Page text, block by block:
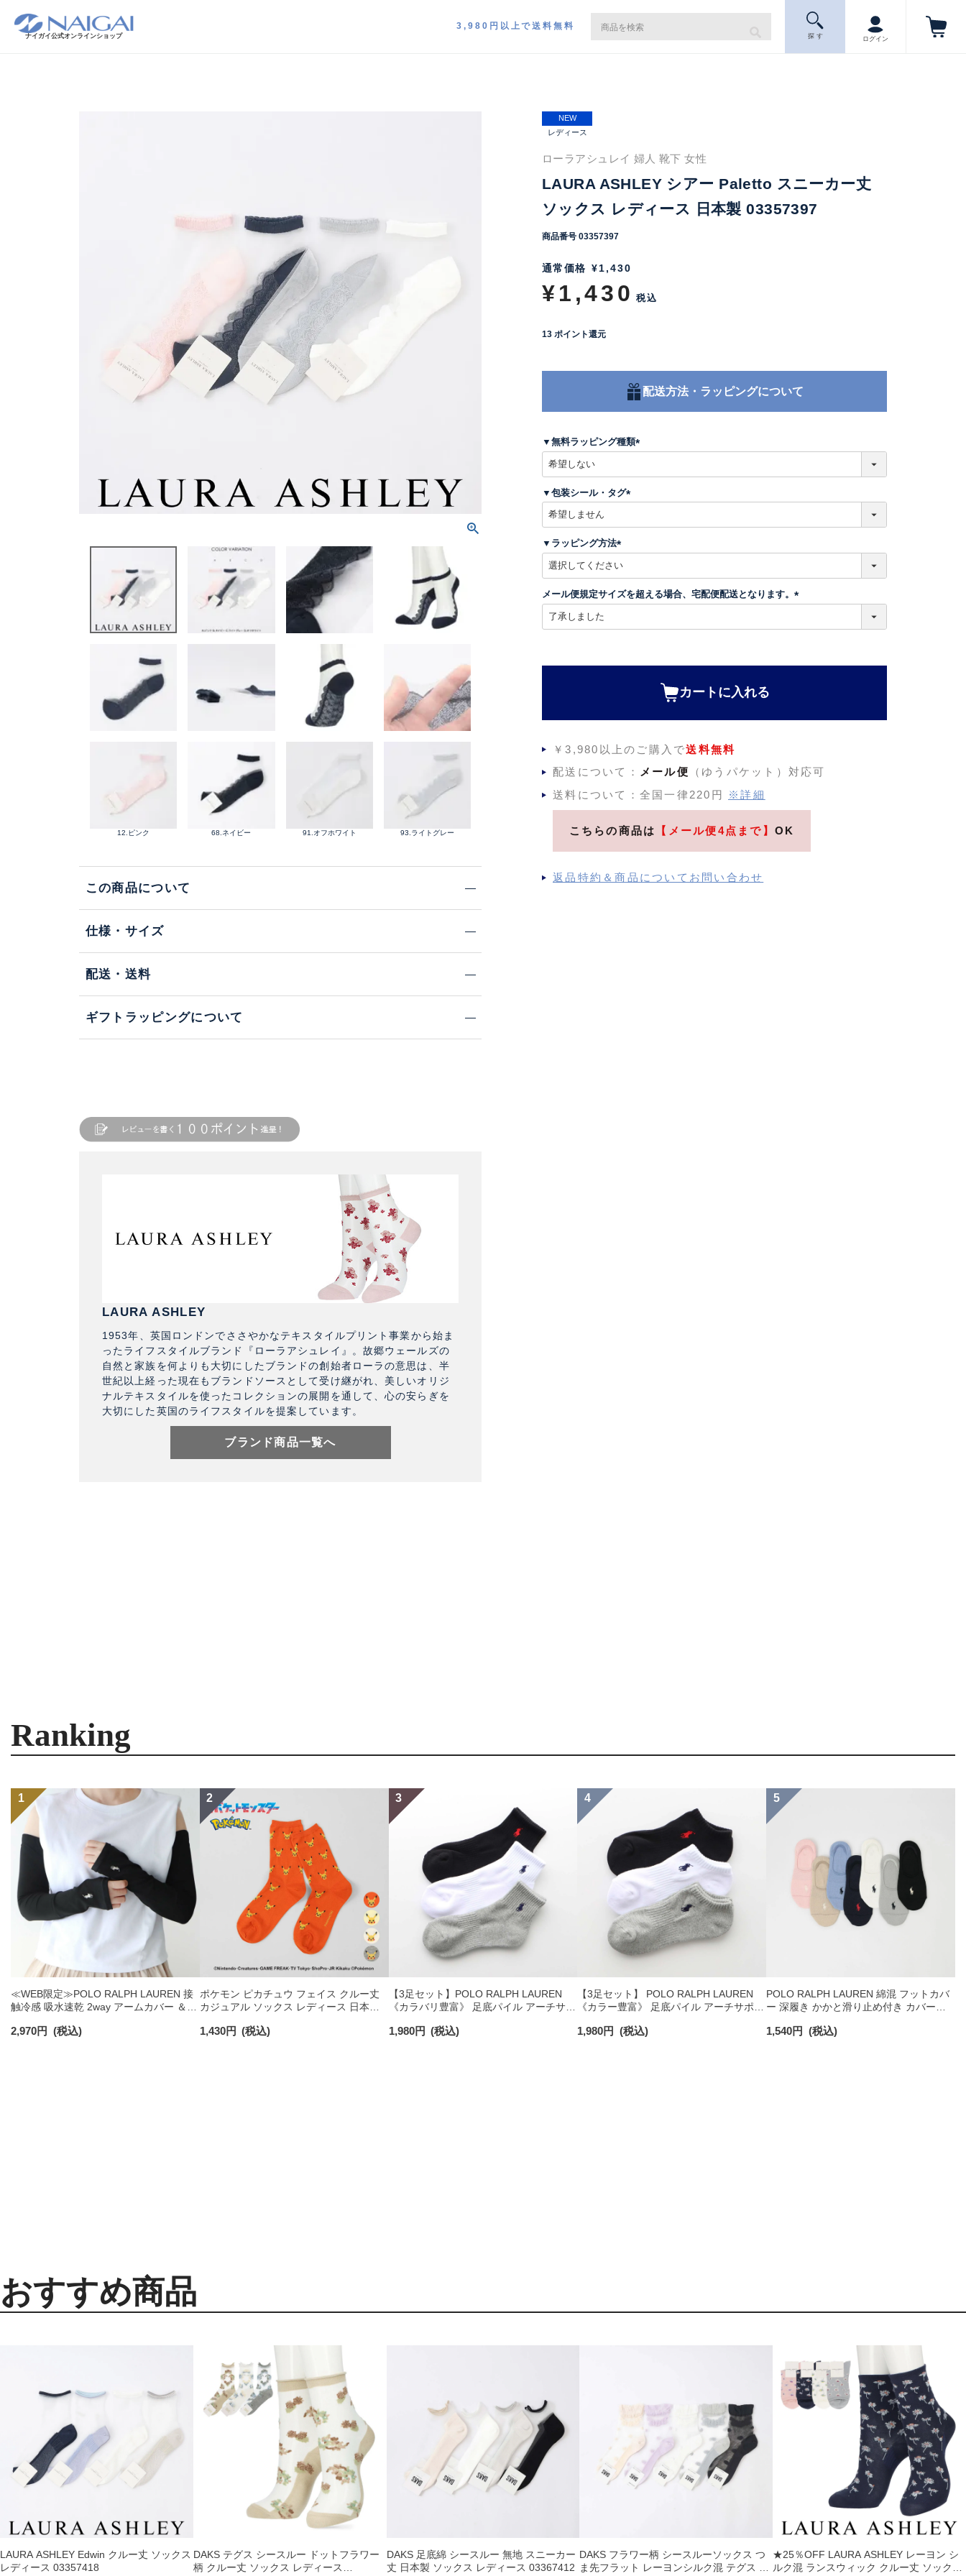
ナイガイ公式オンラインショップ
3,980円以上で送料無料
探 す ログイン
12.ピンク 68.ネイビー 91.オフホワイト 93.ライトグレー
この商品について
仕様・サイズ
配送・送料
ギフトラッピングについて
LAURA ASHLEY
1953年、英国ロンドンでささやかなテキスタイルプリント事業から始ま
ったライフスタイルブランド『ローラアシュレイ』。故郷ウェールズの
自然と家族を何よりも大切にしたブランドの創始者ローラの意思は、半
世紀以上経った現在もブランドソースとして受け継がれ、美しいオリジ
ナルテキスタイルを使ったコレクションの展開を通して、心の安らぎを
大切にした英国のライフスタイルを提案しています。
ブランド商品一覧へ
NEW
レディース
ローラアシュレイ 婦人 靴下 女性
LAURA ASHLEY シアー Paletto スニーカー丈
ソックス レディース 日本製 03357397
商品番号 03357397
通常価格 ¥1,430
¥1,430 税込
13 ポイント還元
配送方法・ラッピングについて
▼無料ラッピング種類
)
▼包装シール・タグ
)
▼ラッピング方法
須
)
メール便規定サイズを超える場合、宅配便配送となります。
カートに入れる
￥3,980以上のご購入で送料無料
配送について： メール便
（ゆうパケット）対応可
送料について：全国一律220円
※詳細
こちらの商品は 【メール便4点まで】 OK
返品特約＆商品についてお問い合わせ
Ranking
≪WEB限定≫POLO RALPH LAUREN 接
触冷感 吸水速乾 2way アームカバー ＆
2,970円 (税込)
ポケモン ピカチュウ フェイス クルー丈
カジュアル ソックス レディース 日本製
1,430円 (税込)
【3足セット】POLO RALPH LAUREN
《カラバリ豊富》 足底パイル アーチサポ
クス レディース 93246604
1,980円 (税込)
【3足セット】 POLO RALPH LAUREN
《カラー豊富》 足底パイル アーチサポー
クス レディース 93246602
1,980円 (税込)
POLO RALPH LAUREN 綿混 フットカバ
ー 深履き かかと滑り止め付き カバーソ
1,540円 (税込)
おすすめ商品
LAURA ASHLEY Edwin クルー丈 ソックス
レディース 03357418
DAKS テグス シースルー ドットフラワー
柄 クルー丈 ソックス レディース
DAKS 足底綿 シースルー 無地 スニーカー
丈 日本製 ソックス レディース 03367412
DAKS フラワー柄 シースルーソックス つ
ま先フラット レーヨンシルク混 テグス ク
★25％OFF LAURA ASHLEY レーヨン シ
ルク混 ランスウィック クルー丈 ソックス